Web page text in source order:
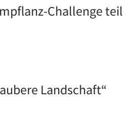
Challenge teil
Landschaft“